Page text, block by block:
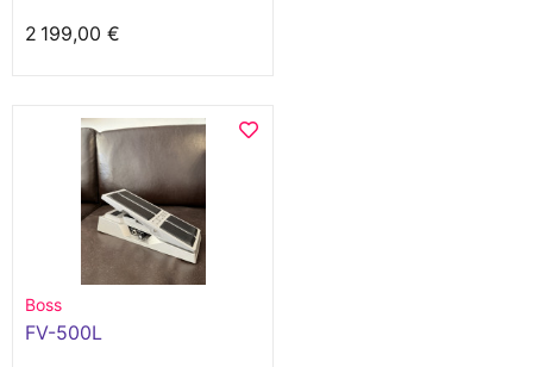
2 199,00 €
Boss
FV-500L